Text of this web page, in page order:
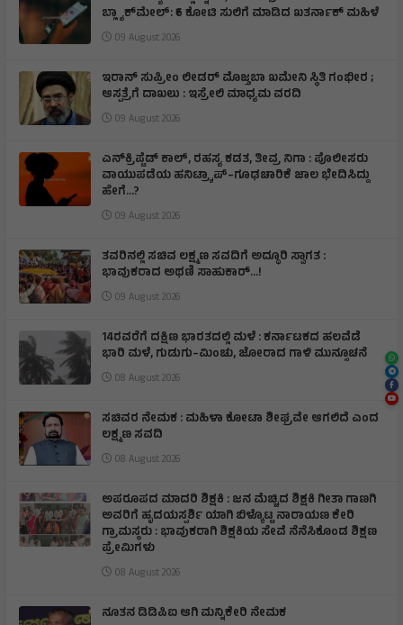
ಬ್ಲ್ಯಾಕ್‌ಮೇಲ್: ₹6 ಕೋಟಿ ಸುಲಿಗೆ ಮಾಡಿದ ಖತರ್ನಾಕ್‌ ಮಹಿಳೆ
09 August 2026
ಇರಾನ್‌ ಸುಪ್ರೀಂ ಲೀಡರ್‌ ಮೊಜ್ತಬಾ ಖಮೇನಿ ಸ್ಥಿತಿ ಗಂಭೀರ ;
ಆಸ್ಪತ್ರೆಗೆ ದಾಖಲು : ಇಸ್ರೇಲಿ ಮಾಧ್ಯಮ ವರದಿ
09 August 2026
ಎನ್‌ಕ್ರಿಪ್ಟೆಡ್‌ ಕಾಲ್‌, ರಹಸ್ಯ ಕಡತ, ತೀವ್ರ ನಿಗಾ : ಪೊಲೀಸರು
ವಾಯುಪಡೆಯ ಹನಿಟ್ರ್ಯಾಪ್–ಗೂಢಚಾರಿಕೆ ಜಾಲ ಭೇದಿಸಿದ್ದು
ಹೇಗೆ…?
09 August 2026
ತವರಿನಲ್ಲಿ ಸಚಿವ ಲಕ್ಷ್ಮಣ ಸವದಿಗೆ ಅದ್ಧೂರಿ ಸ್ವಾಗತ :
ಭಾವುಕರಾದ ಅಥಣಿ ಸಾಹುಕಾರ್...!
09 August 2026
14ರವರೆಗೆ ದಕ್ಷಿಣ ಭಾರತದಲ್ಲಿ ಮಳೆ : ಕರ್ನಾಟಕದ ಹಲವೆಡೆ
ಭಾರಿ ಮಳೆ, ಗುಡುಗು–ಮಿಂಚು, ಜೋರಾದ ಗಾಳಿ ಮುನ್ಸೂಚನೆ
08 August 2026
ಸಚಿವರ ನೇಮಕ : ಮಹಿಳಾ ಕೋಟಾ ಶೀಘ್ರವೇ ಆಗಲಿದೆ ಎಂದ
ಲಕ್ಷ್ಮಣ ಸವದಿ
08 August 2026
ಅಪರೂಪದ ಮಾದರಿ ಶಿಕ್ಷಕಿ : ಜನ ಮೆಚ್ಚಿದ ಶಿಕ್ಷಕಿ ಗೀತಾ ಗಾಣಗಿ
ಅವರಿಗೆ ಹೃದಯಸ್ಪರ್ಶಿ ಯಾಗಿ ಬಿಳ್ಕೊಟ್ಟ ನಾರಾಯಣ ಕೇರಿ
ಗ್ರಾಮಸ್ಥರು : ಭಾವುಕರಾಗಿ ಶಿಕ್ಷಕಿಯ ಸೇವೆ ನೆನೆಸಿಕೊಂಡ ಶಿಕ್ಷಣ
ಪ್ರೇಮಿಗಳು
08 August 2026
ನೂತನ ಡಿಡಿಪಿಐ ಆಗಿ ಮನ್ನಿಕೇರಿ ನೇಮಕ